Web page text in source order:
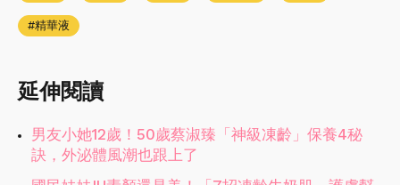
精華液
延伸閱讀
男友小她12歲！50歲蔡淑臻「神級凍齡」保養4秘
訣，外泌體風潮也跟上了